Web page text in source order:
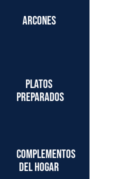
Arcones
Platos
preparados
Complementos
del hogar